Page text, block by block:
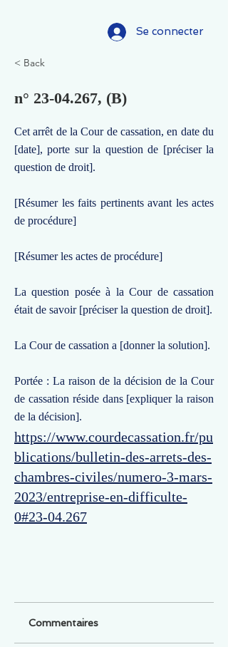
Se connecter
< Back
n° 23-04.267, (B)
Cet arrêt de la Cour de cassation, en date du
[date], porte sur la question de [préciser la
question de droit].
[Résumer les faits pertinents avant les actes
de procédure]
[Résumer les actes de procédure]
La question posée à la Cour de cassation
était de savoir [préciser la question de droit].
La Cour de cassation a [donner la solution].
Portée : La raison de la décision de la Cour
de cassation réside dans [expliquer la raison
de la décision].
https://www.courdecassation.fr/pu
blications/bulletin-des-arrets-des-
chambres-civiles/numero-3-mars-
2023/entreprise-en-difficulte-
0#23-04.267
Commentaires